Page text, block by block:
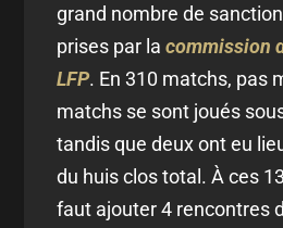
grand nombre de
prises par lacommission
LFP. En 310 matchs, pas
matchs se sont joués
tandis que deux ont eu
du huis clos total. À ces
faut ajouter 4 rencontres